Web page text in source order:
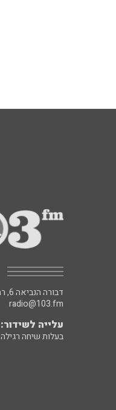
דבורה הנביאה 6, רמת השרון
radio@103.fm
עלייה לשידור: 0552-103-103
בעלות שיחה רגילה